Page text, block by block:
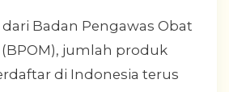
Badan Pengawas Obat
jumlah produk
di Indonesia terus